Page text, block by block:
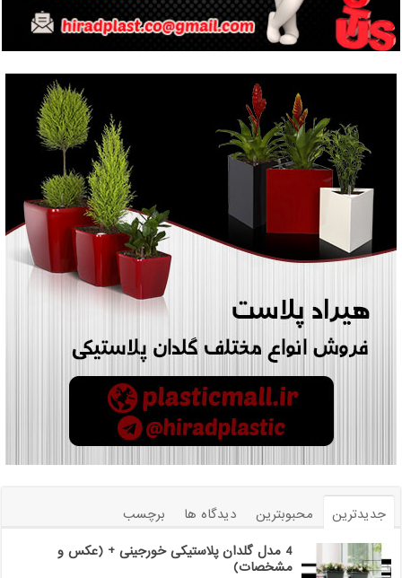
جدیدترین محبوبترین دیدگاه ها
برچسب
4 مدل گلدان پلاستیکی خورجینی + (عکس و
مشخصات)